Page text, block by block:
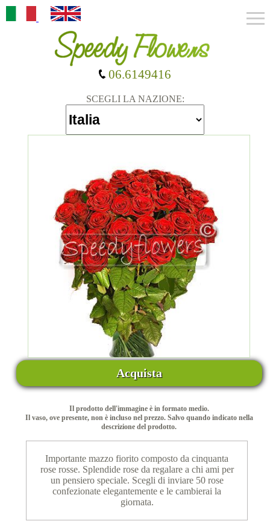
SCEGLI LA NAZIONE:
06.6149416
Acquista
Il prodotto dell'immagine è in formato medio.
Il vaso, ove presente, non è incluso nel prezzo. Salvo quando indicato nella
descrizione del prodotto.
Importante mazzo fiorito composto da cinquanta
rose rosse. Splendide rose da regalare a chi ami per
un pensiero speciale. Scegli di inviare 50 rose
confezionate elegantemente e le cambierai la
giornata.